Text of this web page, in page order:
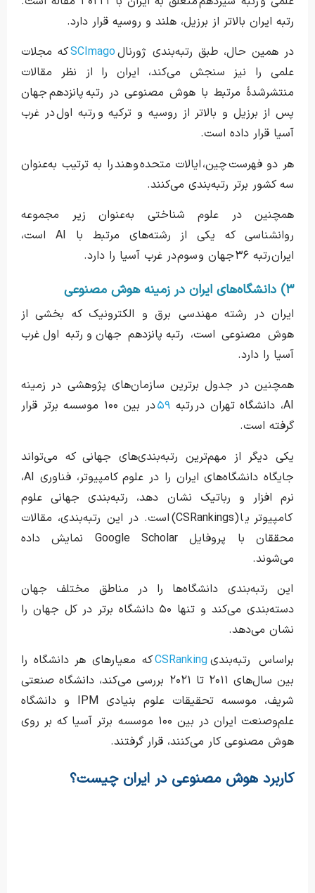
رتبه ایران بالاتر از برزیل، هلند و روسیه قرار دارد.
در همین حال، طبق رتبه‌بندی ژورنالSCImagoکه مجلات
علمی را نیز سنجش می‌کند، ایران را از نظر مقالات
منتشرشدهٔ مرتبط با هوش مصنوعی در رتبه پانزدهم جهان
پس از برزیل و بالاتر از روسیه و ترکیه و رتبه اول در غرب
آسیا قرار داده است.
هر دو فهرست چین، ایالات متحده و هند را به ترتیب به‌عنوان
سه کشور برتر رتبه‌بندی می‌کنند.
همچنین در علوم شناختی به‌عنوان زیر مجموعه
روانشناسی که یکی از رشته‌های مرتبط با AI است،
ایران رتبه ۳۶ جهان و سوم در غرب آسیا را دارد.
۳) دانشگاه‌های ایران در زمینه هوش مصنوعی
ایران در رشته مهندسی برق و الکترونیک که بخشی از
هوش مصنوعی است، رتبه پانزدهم جهان و رتبه اول غرب
آسیا را دارد.
همچنین در جدول برترین سازمان‌های پژوهشی در زمینه
AI، دانشگاه تهران در رتبه
۵۹
در بین ۱۰۰ موسسه برتر قرار
گرفته است.
یکی دیگر از مهم‌ترین رتبه‌بندی‌های جهانی که می‌تواند
جایگاه دانشگاه‌های ایران را در علوم کامپیوتر، فناوری AI،
نرم افزار و رباتیک نشان دهد، رتبه‌بندی جهانی علوم
کامپیوتر یا (CSRankings) است. در این رتبه‌بندی، مقالات
محققان با پروفایل Google Scholar نمایش داده
می‌شوند.
این رتبه‌بندی دانشگاه‌ها را در مناطق مختلف جهان
دسته‌بندی می‌کند و تنها ۵۰ دانشگاه برتر در کل جهان را
نشان می‌دهد.
براساس رتبه‌بندیCSRankingکه معیارهای هر دانشگاه را
بین سال‌های ۲۰۱۱ تا ۲۰۲۱ بررسی می‌کند، دانشگاه صنعتی
شریف، موسسه تحقیقات علوم بنیادی IPM و دانشگاه
علم‌و‌صنعت ایران در بین ۱۰۰ موسسه برتر آسیا که بر روی
هوش مصنوعی کار می‌کنند، قرار گرفتند.
کاربرد هوش مصنوعی در ایران چیست؟